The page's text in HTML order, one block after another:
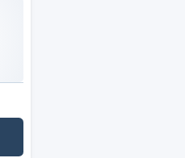
Motorradpflege